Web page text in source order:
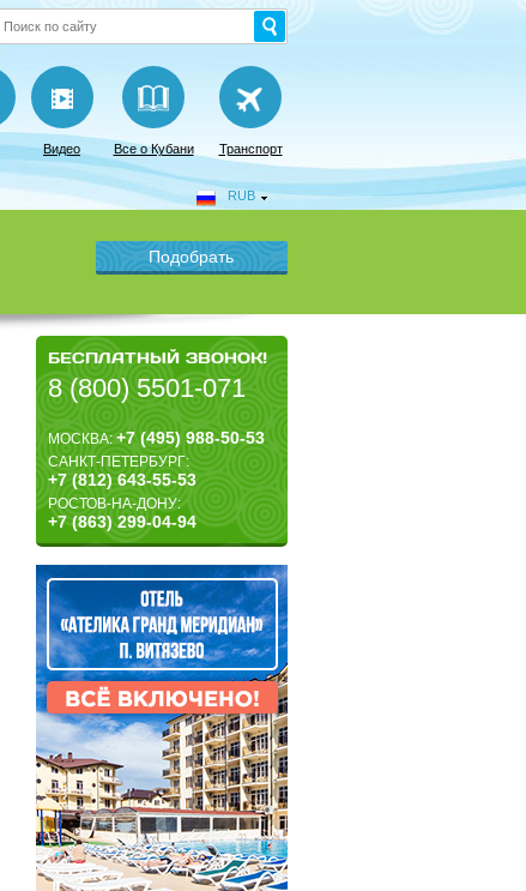
Видео Все о Кубани Транспорт
RUB
БЕСПЛАТНЫЙ ЗВОНОК!
8 (800) 5501-071
МОСКВА:+7 (495) 988-50-53
САНКТ-ПЕТЕРБУРГ:
+7 (812) 643-55-53
РОСТОВ-НА-ДОНУ:
+7 (863) 299-04-94